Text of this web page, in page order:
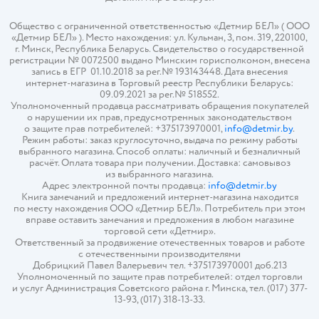
Общество с ограниченной ответственностью «Детмир БЕЛ» ( ООО
«Детмир БЕЛ» ). Место нахождения: ул. Кульман, 3, пом. 319, 220100,
г. Минск, Республика Беларусь. Свидетельство о государственной
регистрации № 0072500 выдано Минским горисполкомом, внесена
запись в ЕГР 01.10.2018 за рег.№ 193143448. Дата внесения
интернет-магазина в Торговый реестр Республики Беларусь:
09.09.2021 за рег.№ 518552.
Уполномоченный продавца рассматривать обращения покупателей
о нарушении их прав, предусмотренных законодательством
о защите прав потребителей: +375173970001,info@detmir.by.
Режим работы: заказ круглосуточно, выдача по режиму работы
выбранного магазина. Способ оплаты: наличный и безналичный
расчёт. Оплата товара при получении. Доставка: самовывоз
из выбранного магазина.
Адрес электронной почты продавца: info@detmir.by
Книга замечаний и предложений интернет-магазина находится
по месту нахождения ООО «Детмир БЕЛ». Потребитель при этом
вправе оставить замечания и предложения в любом магазине
торговой сети «Детмир».
Ответственный за продвижение отечественных товаров и работе
с отечественными производителями
Добрицкий Павел Валерьевич тел. +375173970001 доб.213
Уполномоченный по защите прав потребителей: отдел торговли
и услуг Администрация Советского района г. Минска, тел. (017) 377-
13-93, (017) 318-13-33.